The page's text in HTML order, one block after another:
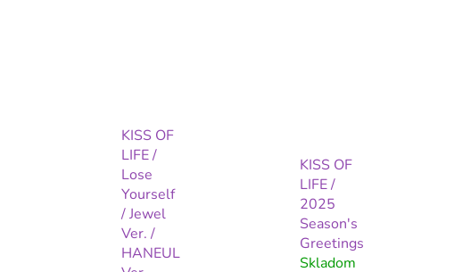
KISS OF
LIFE /
Lose
Yourself
/ Jewel
Ver. /
HANEUL
KISS OF
LIFE /
2025
Season's
Greetings
Skladom